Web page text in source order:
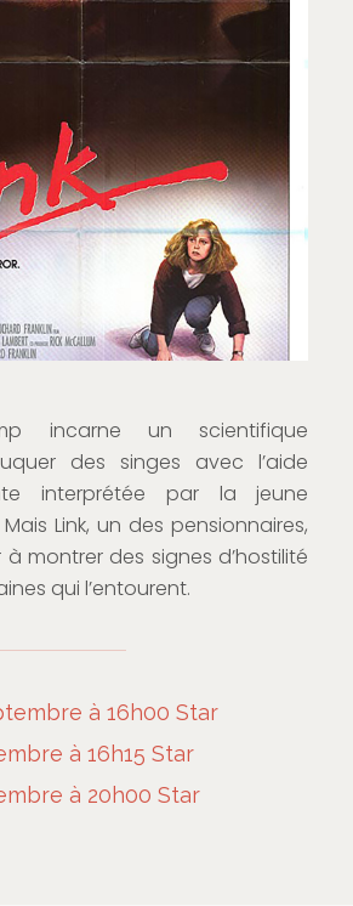
incarne un scientifique
des singes avec l’aide
interprétée par la jeune
Link, un des pensionnaires,
montrer des signes d’hostilité
qui l’entourent.
à 16h00 Star
à 16h15 Star
à 20h00 Star